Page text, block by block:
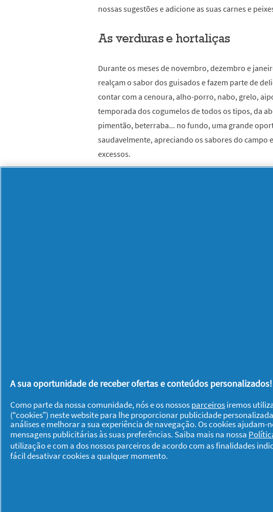
nossas sugestões e adicione as suas carnes e
As verduras e hortaliças
Durante os meses de novembro, dezembro e
realçam o sabor dos guisados e fazem parte de
contar com a cenoura, alho-porro, nabo, grelo,
temporada dos cogumelos de todos os tipos, da
pimentão, beterraba... no fundo, uma grande
saudavelmente, apreciando os sabores do campo
excessos.
atingem a maturidade nestes meses de inverno.
Gostou deste artigo? Deixe-nos um comentário!
algumas outras receitas como "Creme de
e "Estufado de perú com vinho tinto e salva" ou
mel e limão.
A sua oportunidade de receber ofertas e conteúdos
Como parte da nossa comunidade, nós e os nossosparceirosiremos
(“cookies”) neste website para lhe proporcionar publicidade
análises e melhorar a sua experiência de navegação. Os cookies
mensagens publicitárias às suas preferências. Saiba mais na nossa
utilização e com a dos nossos parceiros de acordo com as finalidades
fácil desativar cookies a qualquer momento.